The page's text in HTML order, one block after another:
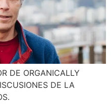
DE ORGANICALLY
DE LA